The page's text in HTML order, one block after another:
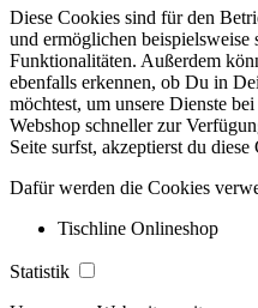
Diese Cookies sind für den
und ermöglichen beispielsweise
Funktionalitäten. Außerdem
ebenfalls erkennen, ob Du in
möchtest, um unsere Dienste
Webshop schneller zur
Seite surfst, akzeptierst du diese
Dafür werden die Cookies
Tischline Onlineshop
Statistik